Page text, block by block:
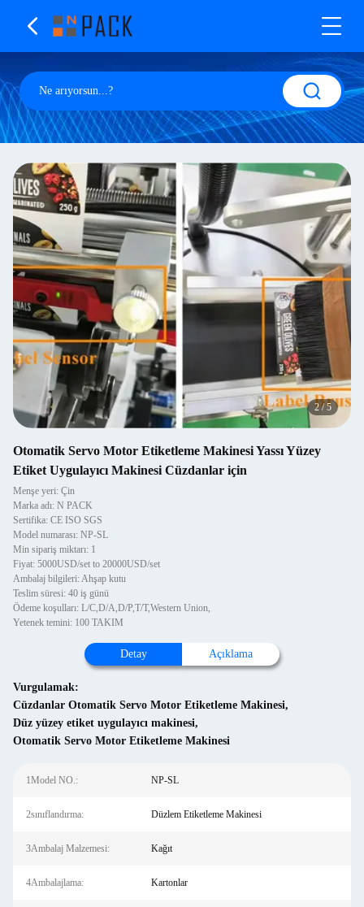
2/5
Otomatik Servo Motor Etiketleme Makinesi Yassı Yüzey
Etiket Uygulayıcı Makinesi Cüzdanlar için
Menşe yeri: Çin
Marka adı: N PACK
Sertifika: CE ISO SGS
Model numarası: NP-SL
Min sipariş miktarı: 1
Fiyat: 5000USD/set to 20000USD/set
Ambalaj bilgileri: Ahşap kutu
Teslim süresi: 40 iş günü
Ödeme koşulları: L/C,D/A,D/P,T/T,Western Union,
Yetenek temini: 100 TAKIM
Detay Açıklama
Vurgulamak:
Cüzdanlar Otomatik Servo Motor Etiketleme Makinesi,
Düz yüzey etiket uygulayıcı makinesi,
Otomatik Servo Motor Etiketleme Makinesi
1Model NO.: NP-SL
2sınıflandırma: Düzlem Etiketleme Makinesi
3Ambalaj Malzemesi: Kağıt
4Ambalajlama: Kartonlar